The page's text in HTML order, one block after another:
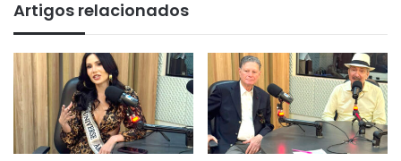
Artigos relacionados